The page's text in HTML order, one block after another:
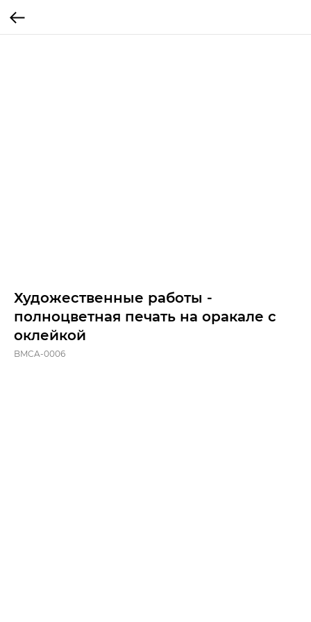
Художественные работы -
полноцветная печать на оракале с
оклейкой
BMCA-0006